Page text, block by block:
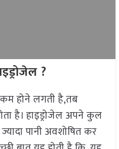
?
कम होने लगती है,तब
है। हाइड्रोजेल अपने कुल
पानी अवशोषित कर